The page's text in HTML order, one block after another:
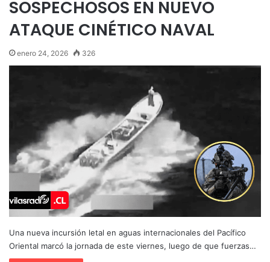
SOSPECHOSOS EN NUEVO
ATAQUE CINÉTICO NAVAL
enero 24, 2026 326
Una nueva incursión letal en aguas internacionales del Pacífico
Oriental marcó la jornada de este viernes, luego de que fuerzas…